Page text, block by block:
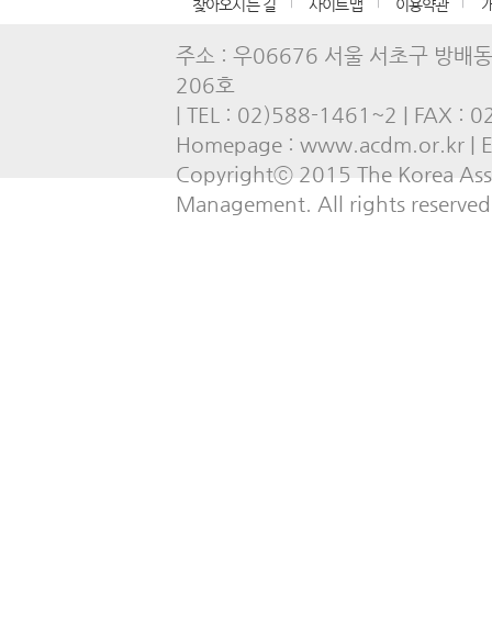
찾아오시는 길 사이트맵 이용약관
주소 : 우06676 서울 서초구 방배
206호
| TEL : 02)588-1461~2 | FAX :
Homepage : www.acdm.or.kr |
Copyrightⓒ 2015 The Korea
Management. All rights reserved